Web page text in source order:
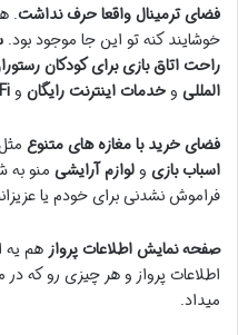
فضای ترمینال واقعا حرف نداشت.
خوشایند کنه تو این جا موجود بود.
راحتاتاق بازی برای کودکان
المللی وخدمات اینترنت رایگان و
فضای خرید با مغازه های متنوع
اسباب بازی ولوازم آرایشی منو
فراموش نشدنی برای خودم یا
صفحه نمایش اطلاعات پرواز هم یه
اطلاعات پرواز و هر چیزی رو که در
میداد.